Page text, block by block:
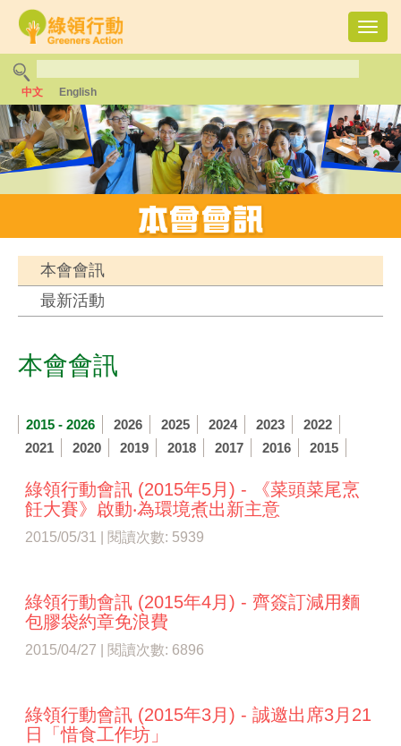
中文 English
本會會訊
最新活動
本會會訊
2015 - 2026 2026 2025 2024 2023
2022
2021
2020 2019 2018 2017 2016 2015
綠領行動會訊 (2015年5月) - 《菜頭菜尾烹
飪大賽》啟動‧為環境煮出新主​意
2015/05/31 | 閱讀次數: 5939
綠領行動會訊 (2015年4月) - 齊簽訂減用麵
包膠袋約章免浪費
2015/04/27 | 閱讀次數: 6896
綠領行動會訊 (2015年3月) - 誠邀出席3月21
日「惜食工作坊」